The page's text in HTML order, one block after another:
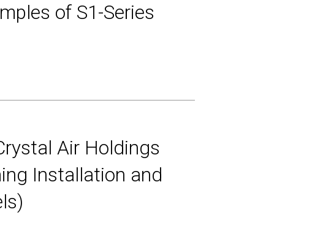
of S1-Series
Air Holdings
Installation and